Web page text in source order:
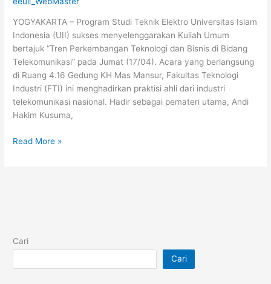
YOGYAKARTA – Program Studi Teknik Elektro Universitas Islam
Indonesia (UII) sukses menyelenggarakan Kuliah Umum
bertajuk “Tren Perkembangan Teknologi dan Bisnis di Bidang
Telekomunikasi” pada Jumat (17/04). Acara yang berlangsung
di Ruang 4.16 Gedung KH Mas Mansur, Fakultas Teknologi
Industri (FTI) ini menghadirkan praktisi ahli dari industri
telekomunikasi nasional. Hadir sebagai pemateri utama, Andi
Hakim Kusuma,
Read More »
Cari
Cari